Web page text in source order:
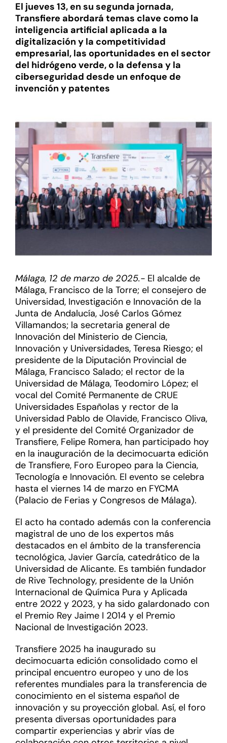
El jueves 13, en su segunda jornada,
Transfiere abordará temas clave como la
inteligencia artificial aplicada a la
digitalización y la competitividad
empresarial, las oportunidades en el sector
del hidrógeno verde, o la defensa y la
ciberseguridad desde un enfoque de
invención y patentes
Málaga, 12 de marzo de 2025.- El alcalde de
Málaga, Francisco de la Torre; el consejero de
Universidad, Investigación e Innovación de la
Junta de Andalucía, José Carlos Gómez
Villamandos; la secretaria general de
Innovación del Ministerio de Ciencia,
Innovación y Universidades, Teresa Riesgo; el
presidente de la Diputación Provincial de
Málaga, Francisco Salado; el rector de la
Universidad de Málaga, Teodomiro López; el
vocal del Comité Permanente de CRUE
Universidades Españolas y rector de la
Universidad Pablo de Olavide, Francisco Oliva,
y el presidente del Comité Organizador de
Transfiere, Felipe Romera, han participado hoy
en la inauguración de la decimocuarta edición
de Transfiere, Foro Europeo para la Ciencia,
Tecnología e Innovación. El evento se celebra
hasta el viernes 14 de marzo en FYCMA
(Palacio de Ferias y Congresos de Málaga).
El acto ha contado además con la conferencia
magistral de uno de los expertos más
destacados en el ámbito de la transferencia
tecnológica, Javier García, catedrático de la
Universidad de Alicante. Es también fundador
de Rive Technology, presidente de la Unión
Internacional de Química Pura y Aplicada
entre 2022 y 2023, y ha sido galardonado con
el Premio Rey Jaime I 2014 y el Premio
Nacional de Investigación 2023.
Transfiere 2025 ha inaugurado su
decimocuarta edición consolidado como el
principal encuentro europeo y uno de los
referentes mundiales para la transferencia de
conocimiento en el sistema español de
innovación y su proyección global. Así, el foro
presenta diversas oportunidades para
compartir experiencias y abrir vías de